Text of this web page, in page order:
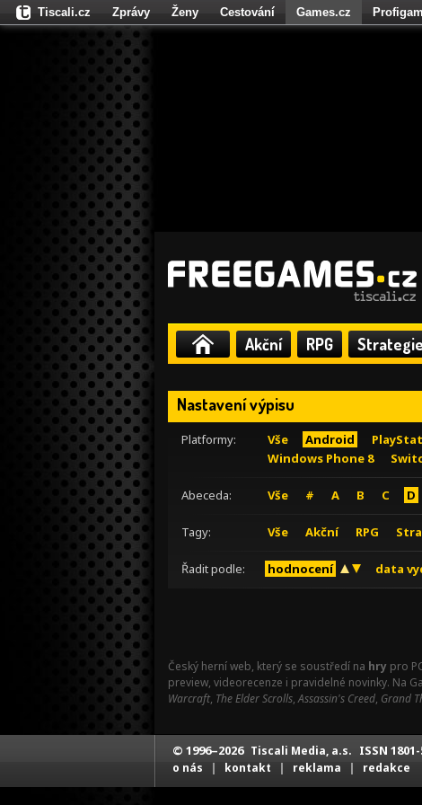
Akční RPG Strategie
Nastavení výpisu
Platformy: Vše Android
Windows Phone 8
Abeceda: Vše # A B C D
Tagy: Vše Akční RPG
Řadit podle: hodnocení data
Český herní web, který se soustředí na hry pro
preview, videorecenze i pravidelné novinky. Na
Warcraft, The Elder Scrolls,Assassin's Creed, Grand
Tiscali.cz Zprávy Ženy Cestování Games.cz
Fights.cz
© 1996–2026 Tiscali Media, a.s. ISSN 1801-
o nás | kontakt | reklama | redakce